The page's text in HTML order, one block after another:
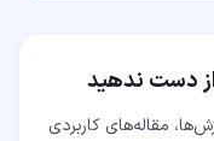
دست ندهید
مقاله‌های کاربردی